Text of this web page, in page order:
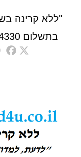
קרינה
0796644330 (א-ה 09:00-12:00)